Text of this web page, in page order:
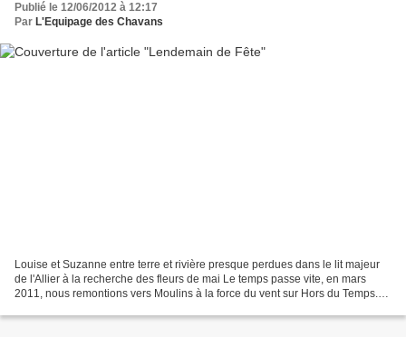
Publié le 12/06/2012 à 12:17
Par L'Equipage des Chavans
Louise et Suzanne entre terre et rivière presque perdues dans le lit majeur
de l'Allier à la recherche des fleurs de mai Le temps passe vite, en mars
2011, nous remontions vers Moulins à la force du vent sur Hors du Temps.